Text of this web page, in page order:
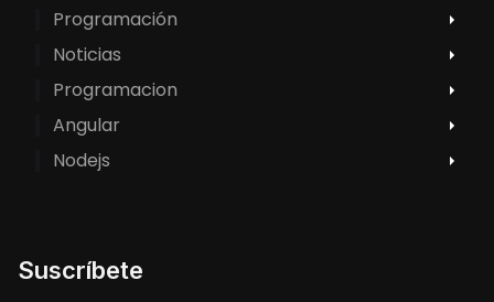
Programación
Noticias
Programacion
Angular
Nodejs
Suscríbete